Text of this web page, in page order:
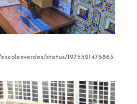
status/1975521476863